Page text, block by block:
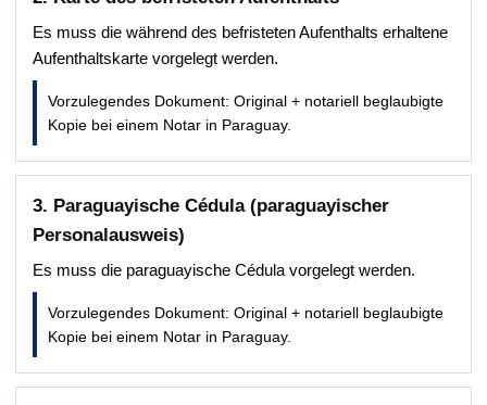
Es muss die während des befristeten Aufenthalts erhaltene
Aufenthaltskarte vorgelegt werden.
Vorzulegendes Dokument: Original + notariell beglaubigte
Kopie bei einem Notar in Paraguay.
3. Paraguayische Cédula (paraguayischer
Personalausweis)
Es muss die paraguayische Cédula vorgelegt werden.
Vorzulegendes Dokument: Original + notariell beglaubigte
Kopie bei einem Notar in Paraguay.